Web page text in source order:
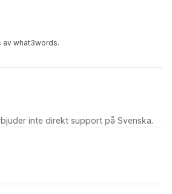
av what3words.
inte direkt support på Svenska.